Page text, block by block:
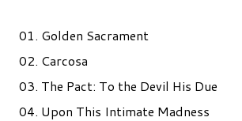
01. Golden Sacrament
02. Carcosa
03. The Pact: To the Devil His Due
04. Upon This Intimate Madness